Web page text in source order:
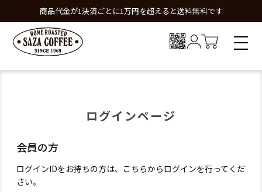
商品代金が1決済ごとに1万円を超えると送料無料です
ログインページ
会員の方
ログインIDをお持ちの方は、こちらからログインを行ってくだ
さい。